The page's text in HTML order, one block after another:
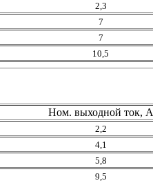
2,3
7
7
10,5
Ном. выходной ток, А
2,2
4,1
5,8
9,5